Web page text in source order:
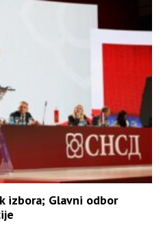
izbora; Glavni odbor